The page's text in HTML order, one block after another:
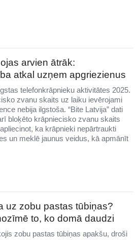
arvien ātrāk:
atkal uzņem apgriezienus
telefonkrāpnieku aktivitātes 2025.
zvanu skaits uz laiku ievērojami
nebija ilgstoša. “Bite Latvija” dati
bloķēto krāpniecisko zvanu skaits
ka krāpnieki nepārtraukti
un meklē jaunus veidus, kā apmānīt
uz zobu pastas tūbiņas?
to, ko domā daudzi
zobu pastas tūbiņas apakšu, droši